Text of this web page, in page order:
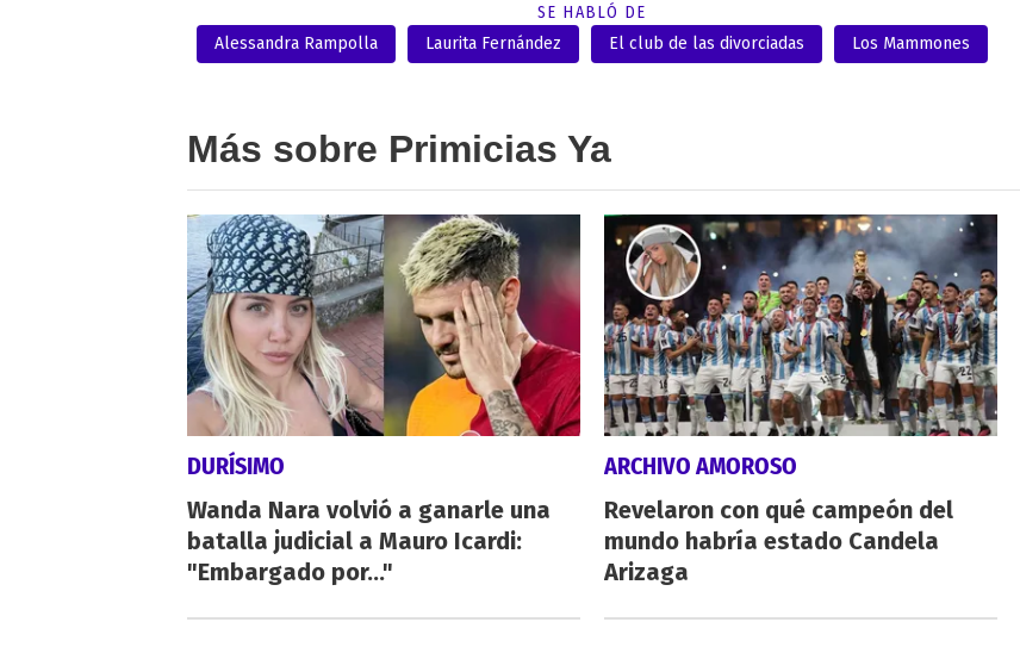
SE HABLÓ DE
Alessandra Rampolla
Laurita Fernández El club de las divorciadas Los Mammones
Más sobre Primicias Ya
DURÍSIMO
Wanda Nara volvió a ganarle una
batalla judicial a Mauro Icardi:
"Embargado por..."
ARCHIVO AMOROSO
Revelaron con qué campeón del
mundo habría estado Candela
Arizaga